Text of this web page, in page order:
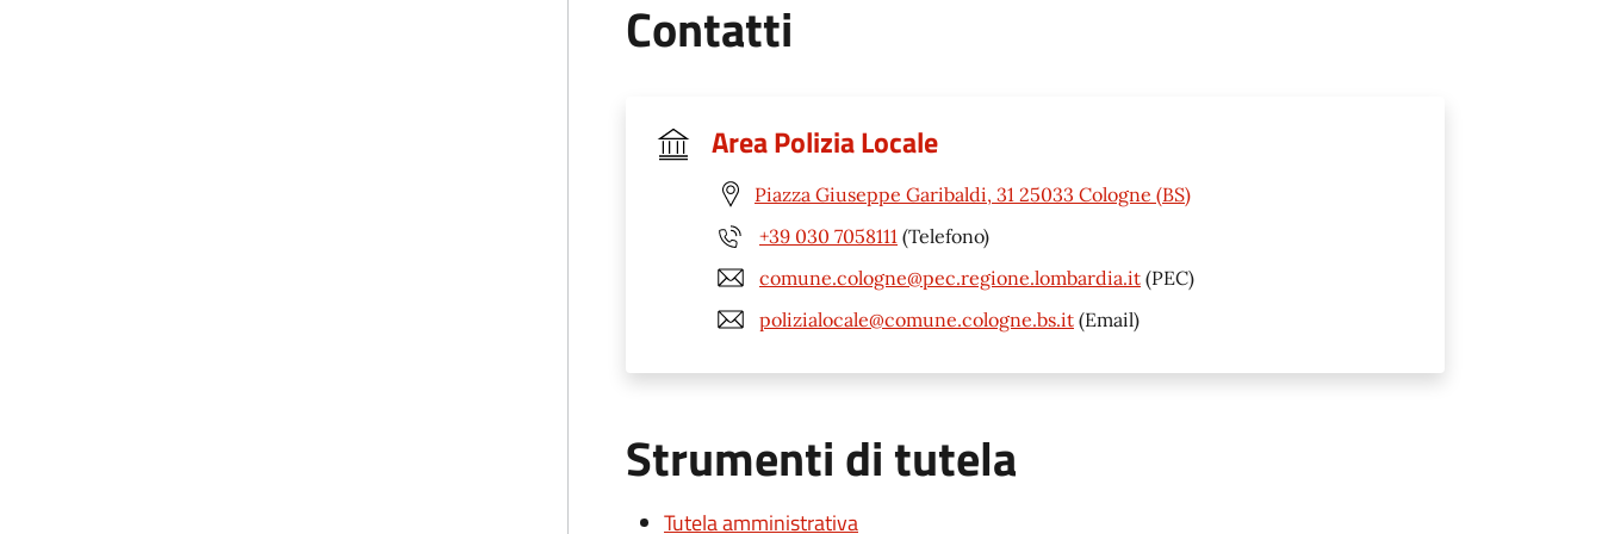
Contatti
Area Polizia Locale
Piazza Giuseppe Garibaldi, 31 25033 Cologne (BS)
+39 030 7058111 (Telefono)
comune.cologne@pec.regione.lombardia.it (PEC)
polizialocale@comune.cologne.bs.it (Email)
Strumenti di tutela
Tutela amministrativa